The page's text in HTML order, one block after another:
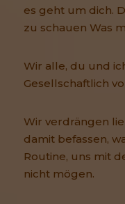
es geht um dich.
zu schauen Was
Wir alle, du und
Gesellschaftlich
Wir verdrängen
damit befassen,
Routine, uns mit
nicht mögen.